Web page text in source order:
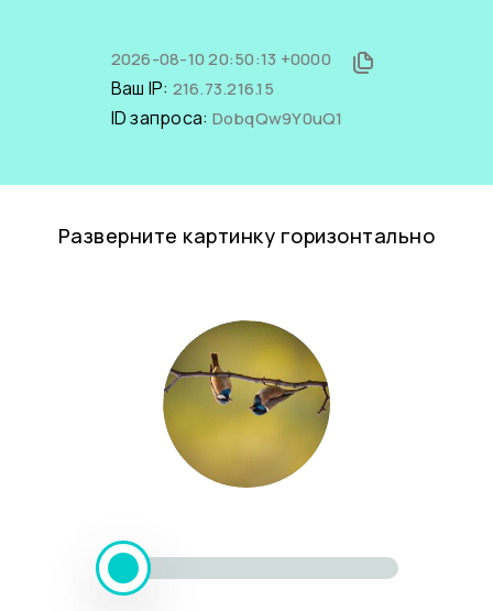
2026-08-10 20:50:13 +0000
Ваш IP: 216.73.216.15
ID запроса: DobqQw9Y0uQ1
Разверните картинку горизонтально